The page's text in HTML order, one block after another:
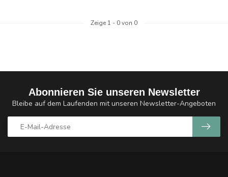
Zeige 1 - 0von 0
Abonnieren Sie unseren Newsletter
Bleibe auf dem Laufenden mit unseren Newsletter-Angeboten